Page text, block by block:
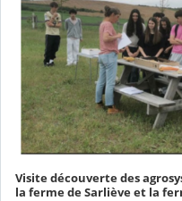
Visite découverte des
la ferme de Sarliève et la